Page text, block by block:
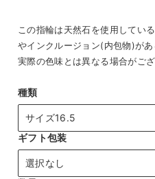
この指輪は天然石を使用してい
やインクルージョン(内包物)が
実際の色味とは異なる場合がご
種類
ギフト包装